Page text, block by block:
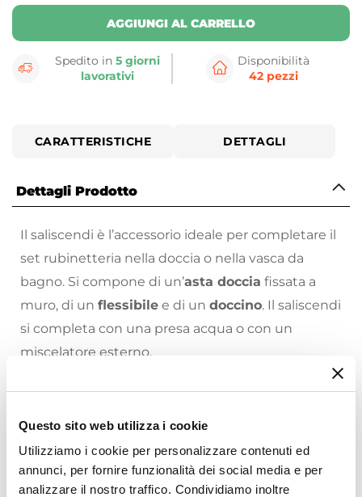
Questo sito web utilizza i cookie
Utilizziamo i cookie per personalizzare contenuti ed
annunci, per fornire funzionalità dei social media e per
analizzare il nostro traffico. Condividiamo inoltre
AGGIUNGI AL CARRELLO
Spedito in5 giorni
lavorativi
Disponibilità
42 pezzi
CARATTERISTICHE DETTAGLI
Dettagli Prodotto
Il saliscendi è l’accessorio ideale per completare il
set rubinetteria nella doccia o nella vasca da
bagno. Si compone di un’asta doccia fissata a
muro, di un flessibile e di un doccino. Il saliscendi
si completa con una presa acqua o con un
miscelatore esterno.
Paffoni.
È consigliabile scegliere le dimensioni e la
tipologia degli accessori tecnici a seconda del